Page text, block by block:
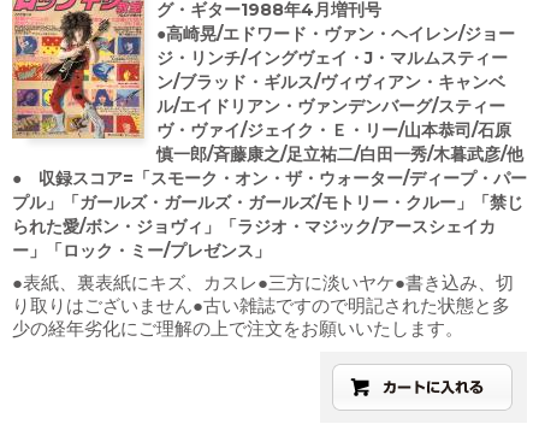
グ・ギター1988年4月増刊号
●高崎晃/エドワード・ヴァン・ヘイレン/ジョー
ジ・リンチ/イングヴェイ・J・マルムスティー
ン/ブラッド・ギルス/ヴィヴィアン・キャンベ
ル/エイドリアン・ヴァンデンバーグ/スティー
ヴ・ヴァイ/ジェイク・Ｅ・リー/山本恭司/石原
慎一郎/斉藤康之/足立祐二/白田一秀/木暮武彦/他
● 収録スコア=「スモーク・オン・ザ・ウォーター/ディープ・パー
プル」「ガールズ・ガールズ・ガールズ/モトリー・クルー」「禁じ
られた愛/ボン・ジョヴィ」「ラジオ・マジック/アースシェイカ
ー」「ロック・ミー/プレゼンス」
●表紙、裏表紙にキズ、カスレ●三方に淡いヤケ●書き込み、切
り取りはございません●古い雑誌ですので明記された状態と多
少の経年劣化にご理解の上で注文をお願いいたします。